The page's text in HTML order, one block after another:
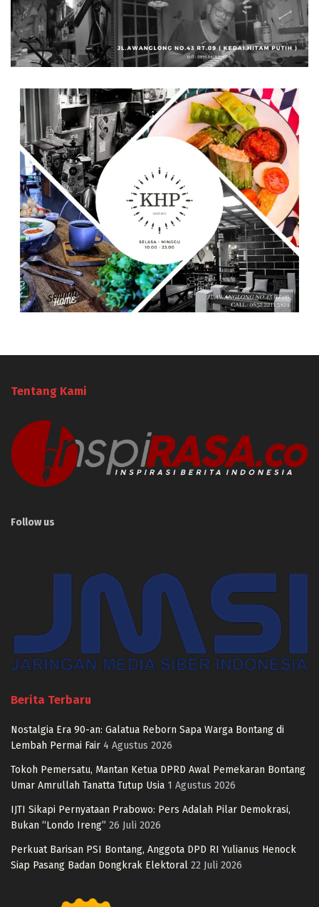
Tentang Kami
Follow us
Berita Terbaru
Nostalgia Era 90-an: Galatua Reborn Sapa Warga Bontang di
Lembah Permai Fair 4 Agustus 2026
Tokoh Pemersatu, Mantan Ketua DPRD Awal Pemekaran Bontang
Umar Amrullah Tanatta Tutup Usia 1 Agustus 2026
IJTI Sikapi Pernyataan Prabowo: Pers Adalah Pilar Demokrasi,
Bukan “Londo Ireng” 26 Juli 2026
Perkuat Barisan PSI Bontang, Anggota DPD RI Yulianus Henock
Siap Pasang Badan Dongkrak Elektoral 22 Juli 2026